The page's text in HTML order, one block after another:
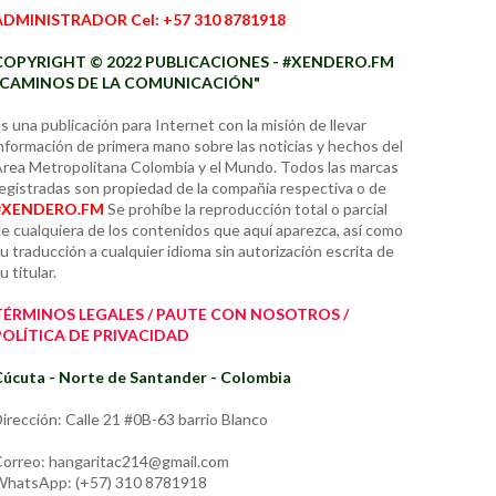
Cel: +57 310 8781918
© 2022 PUBLICACIONES - #XENDERO.FM
DE LA COMUNICACIÓN"
una publicación para Internet con la misión de llevar
de primera mano sobre las noticias y hechos del
Metropolitana Colombia y el Mundo. Todos las marcas
son propiedad de la compañía respectiva o de
Se prohíbe la reproducción total o parcial
cualquiera de los contenidos que aquí aparezca, así como
traducción a cualquier idioma sin autorización escrita de
titular.
LEGALES / PAUTE CON NOSOTROS /
DE PRIVACIDAD
- Norte de Santander - Colombia
Calle 21 #0B-63 barrio Blanco
hangaritac214@gmail.com
(+57) 310 8781918